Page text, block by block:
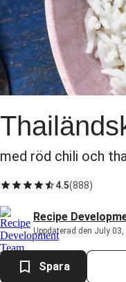
med röd chili och
4.5(888)
Recipe
Uppdaterad den July 03,
Spara